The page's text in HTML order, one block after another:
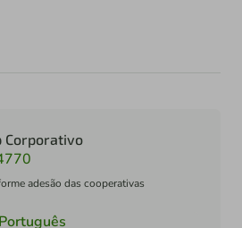
Corporativo
adesão das cooperativas